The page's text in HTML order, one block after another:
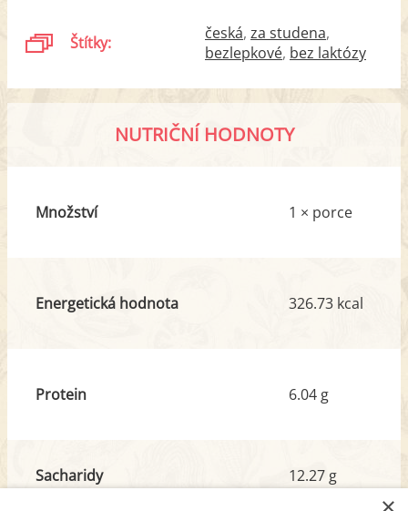
Štítky: česká za studena
bezlepkové bez laktózy
NUTRIČNÍ HODNOTY
Množství 1 × porce
Energetická hodnota 326.73 kcal
Protein 6.04 g
Sacharidy
z toho cukr
12.27 g
6.78 g